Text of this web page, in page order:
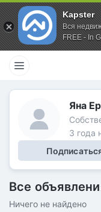
Kapster
Вся
FREE - In
Яна
3 года
Все
Ничего не найдено